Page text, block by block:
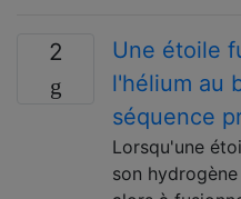
2
Une étoile
l'hélium au
séquence
Lorsqu'une
son